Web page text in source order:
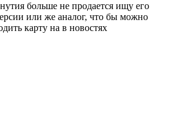
больше не продается ищу его
или же аналог, что бы можно
карту на в новостях